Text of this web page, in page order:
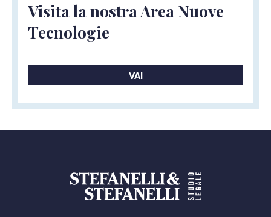
Visita la nostra Area Nuove
Tecnologie
VAI